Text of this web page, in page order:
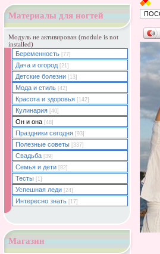
Материалы для ногтей
Модуль не активирован (module is not
installed)
Беременность
[77]
Дача и огород [21]
Детские болезни [13]
Мода и стиль [42]
Красота и здоровья [142]
Кулинария [40]
Он и она [48]
Праздники сегодня [93]
Полезные советы [337]
Свадьба [39]
Семья и дети [82]
Тесты [1]
Успешная леди [24]
Интересно знать [17]
Магазин